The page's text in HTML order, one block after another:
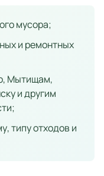
мусора;
и ремонтных
Мытищам,
и другим
типу отходов и